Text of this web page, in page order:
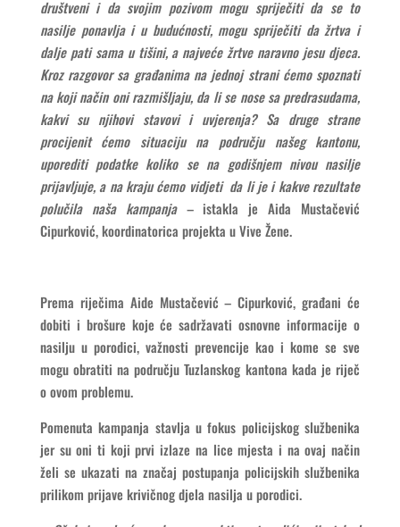
društveni i da svojim pozivom mogu spriječiti da se to
nasilje ponavlja i u budućnosti, mogu spriječiti da žrtva i
dalje pati sama u tišini, a najveće žrtve naravno jesu djeca.
Kroz razgovor sa građanima na jednoj strani ćemo spoznati
na koji način oni razmišljaju, da li se nose sa predrasudama,
kakvi su njihovi stavovi i uvjerenja? Sa druge strane
procijenit ćemo situaciju na području našeg kantonu,
uporediti podatke koliko se na godišnjem nivou nasilje
prijavljuje, a na kraju ćemo vidjeti da li je i kakve rezultate
polučila naša kampanja– istakla je Aida Mustačević
Cipurković, koordinatorica projekta u Vive Žene.
Prema riječima Aide Mustačević – Cipurković, građani će
dobiti i brošure koje će sadržavati osnovne informacije o
nasilju u porodici, važnosti prevencije kao i kome se sve
mogu obratiti na području Tuzlanskog kantona kada je riječ
o ovom problemu.
Pomenuta kampanja stavlja u fokus policijskog službenika
jer su oni ti koji prvi izlaze na lice mjesta i na ovaj način
želi se ukazati na značaj postupanja policijskih službenika
prilikom prijave krivičnog djela nasilja u porodici.